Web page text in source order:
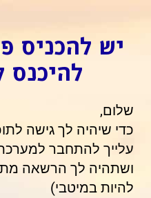
יש להכניס
להיכנס
שלום,
כדי שיהיה לך גישה
עלייך להתחבר
ושתהיה לך הרשאה
להיות במיטבי)